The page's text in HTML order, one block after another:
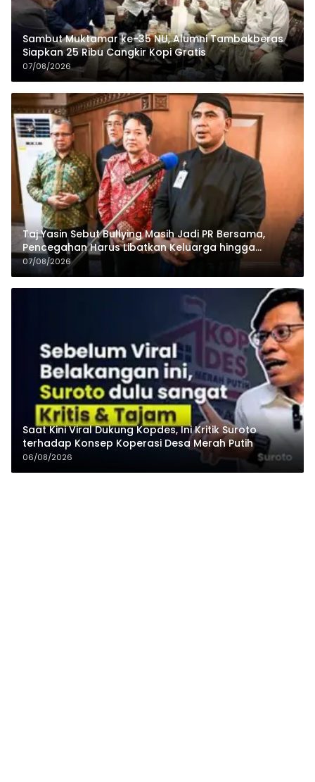
Sambut Muktamar ke-35 NU, Alumni Tambakberas
Siapkan 25 Ribu Cangkir Kopi Gratis
07/08/2026
Taj Yasin Sebut Bullying Masih Jadi PR Bersama,
Pencegahan Harus Libatkan Keluarga hingga
Pesantren
07/08/2026
Saat Kini Viral Dukung Kopdes, Ini Kritik Suroto
terhadap Konsep Koperasi Desa Merah Putih
06/08/2026